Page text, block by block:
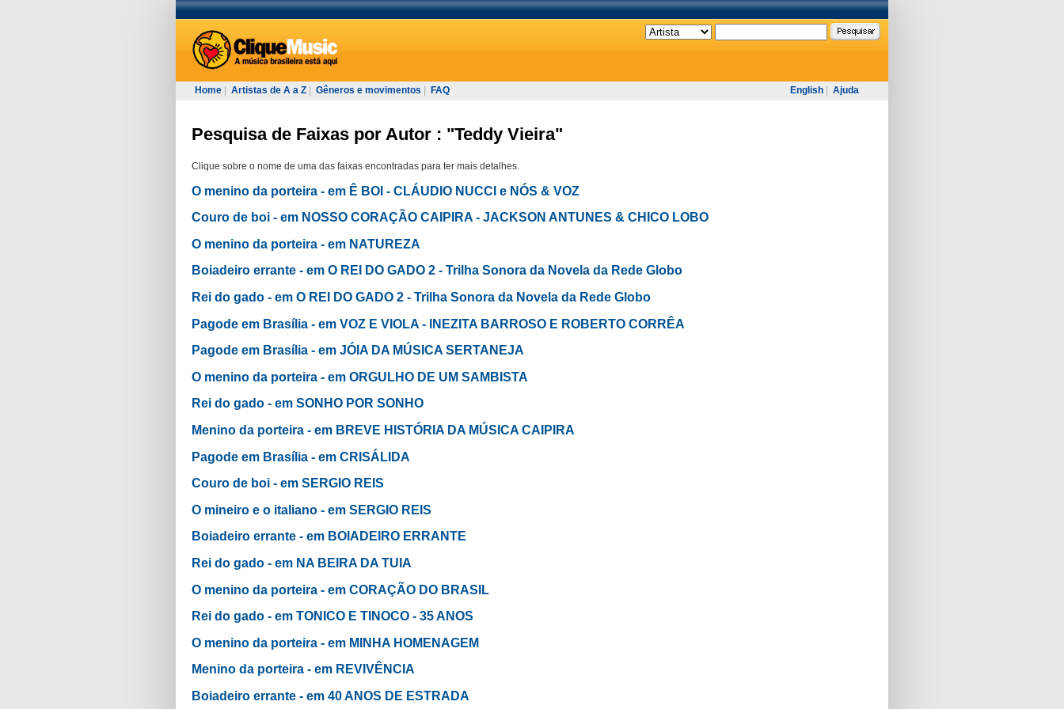
Home Artistas de A a Z Gêneros e movimentos FAQ English Ajuda
Pesquisa de Faixas por Autor : "Teddy Vieira"
Clique sobre o nome de uma das faixas encontradas para ter mais detalhes.
O menino da porteira - em Ê BOI - CLÁUDIO NUCCI e NÓS & VOZ
Couro de boi - em NOSSO CORAÇÃO CAIPIRA - JACKSON ANTUNES & CHICO LOBO
O menino da porteira - em NATUREZA
Boiadeiro errante - em O REI DO GADO 2 - Trilha Sonora da Novela da Rede Globo
Rei do gado - em O REI DO GADO 2 - Trilha Sonora da Novela da Rede Globo
Pagode em Brasília - em VOZ E VIOLA - INEZITA BARROSO E ROBERTO CORRÊA
Pagode em Brasília - em JÓIA DA MÚSICA SERTANEJA
O menino da porteira - em ORGULHO DE UM SAMBISTA
Rei do gado - em SONHO POR SONHO
Menino da porteira - em BREVE HISTÓRIA DA MÚSICA CAIPIRA
Pagode em Brasília - em CRISÁLIDA
Couro de boi - em SERGIO REIS
O mineiro e o italiano - em SERGIO REIS
Boiadeiro errante - em BOIADEIRO ERRANTE
Rei do gado - em NA BEIRA DA TUIA
O menino da porteira - em CORAÇÃO DO BRASIL
Rei do gado - em TONICO E TINOCO - 35 ANOS
O menino da porteira - em MINHA HOMENAGEM
Menino da porteira - em REVIVÊNCIA
Boiadeiro errante - em 40 ANOS DE ESTRADA